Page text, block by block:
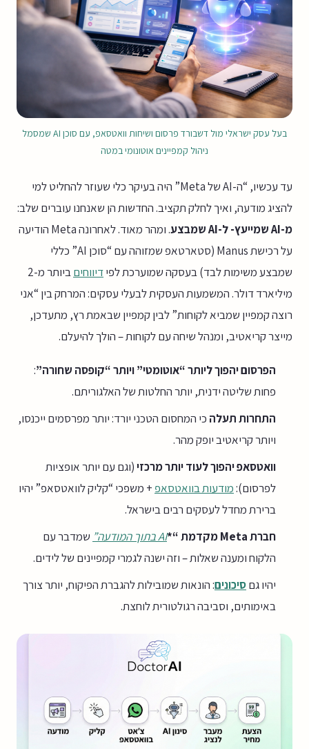
בעל עסק ישראלי מול דשבורד פרסום ושיחות וואטסאפ, עם סוכן AI שמסמל
ניהול קמפיינים אוטונומי במטה
עד עכשיו, “ה-AI של Meta” היה בעיקר כלי שעוזר להחליט למי
להציג מודעה, ואיך לחלק תקציב. החדשות הן שאנחנו עוברים שלב:
מ-AI שמייעץ- ל-AI שמבצע
. ומהר מאוד. לאחרונה Meta הודיעה
על רכישת Manus (סטארטאפ שמזוהה עם “סוכן AI” כללי
שמבצע משימות לבד) בעסקה שמוערכת לפידיווחים
ביותר מ-2
מיליארד דולר. המשמעות העסקית לבעלי עסקים: המרחק בין “אני
רוצה קמפיין שמביא לקוחות” לבין קמפיין שבאמת רץ, מתעדכן,
מייצר קריאטיב, ומנהל שיחה עם לקוחות – הולך להיעלם.
הפרסום יהפוך ליותר “אוטומטי” ויותר “קופסה שחורה”:
פחות שליטה ידנית, יותר החלטות של האלגוריתם.
התחרות תעלה כי המחסום הטכני יורד: יותר מפרסמים ייכנסו,
ויותר קריאטיב יופק מהר.
וואטסאפ יהפוך לעוד יותר מרכזי(וגם עם יותר אופציות
לפרסום):מודעות בוואטסאפ + משפכי “קליק לוואטסאפ” יהיו
ברירת מחדל לעסקים רבים בישראל.
חברת Meta מקדמת “*
AI בתוך המודעה”
שמדבר עם
הלקוח ומענה שאלות – וזה ישנה לגמרי קמפיינים של לידים.
יהיו גםסיכונים: הונאות שמובילות להגברת הפיקוח, יותר צורך
באימותים, וסביבה רגולטורית לוחצת.